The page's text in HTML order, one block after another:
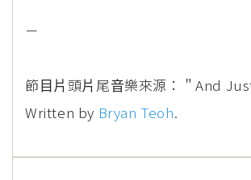
－
節⽬⽚頭⽚尾⾳樂來源：＂And
Written by Bryan Teoh.